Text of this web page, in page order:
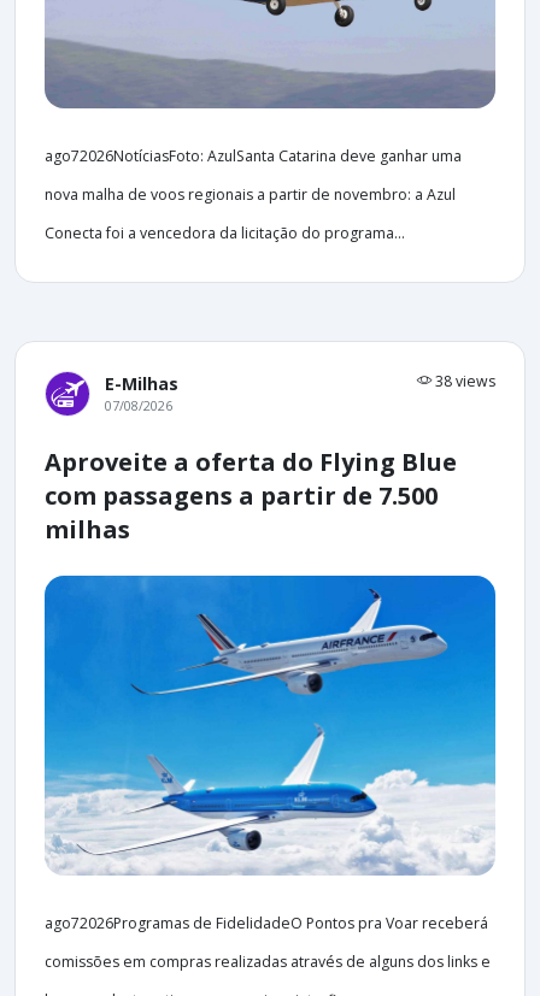
ago72026NotíciasFoto: AzulSanta Catarina deve ganhar uma
nova malha de voos regionais a partir de novembro: a Azul
Conecta foi a vencedora da licitação do programa...
E-Milhas 38 views
07/08/2026
Aproveite a oferta do Flying Blue
com passagens a partir de 7.500
milhas
ago72026Programas de FidelidadeO Pontos pra Voar receberá
comissões em compras realizadas através de alguns dos links e